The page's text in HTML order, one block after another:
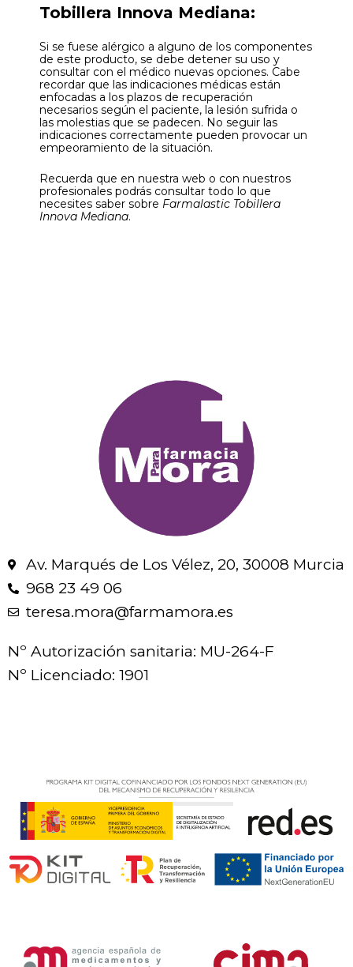
Tobillera Innova Mediana:
Si se fuese alérgico a alguno de los componentes
de este producto, se debe detener su uso y
consultar con el médico nuevas opciones. Cabe
recordar que las indicaciones médicas están
enfocadas a los plazos de recuperación
necesarios según el paciente, la lesión sufrida o
las molestias que se padecen. No seguir las
indicaciones correctamente pueden provocar un
empeoramiento de la situación.
Recuerda que en nuestra web o con nuestros
profesionales podrás consultar todo lo que
necesites saber sobre Farmalastic Tobillera
Innova Mediana.
Av. Marqués de Los Vélez, 20, 30008 Murcia
968 23 49 06
teresa.mora@farmamora.es
Nº Autorización sanitaria: MU-264-F
Nº Licenciado: 1901